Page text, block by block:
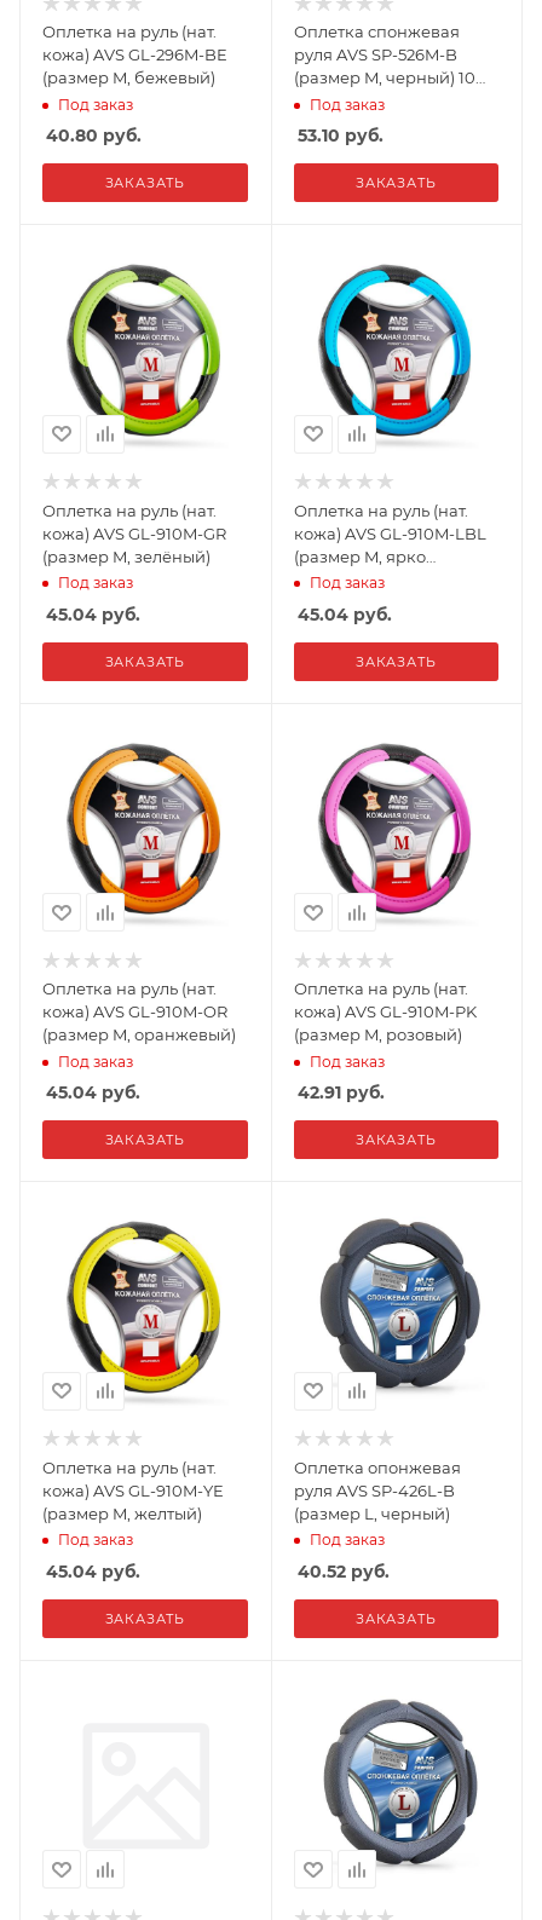
Оплетка на руль (нат.
кожа) AVS GL-296M-BE
(размер M, бежевый)
Под заказ
40.80 руб.
ЗАКАЗАТЬ
Оплетка спонжевая
руля AVS SP-526M-B
(размер M, черный) 10
подушечек,Россия
Под заказ
53.10 руб.
ЗАКАЗАТЬ
Оплетка на руль (нат.
кожа) AVS GL-910M-GR
(размер M, зелёный)
Под заказ
45.04 руб.
ЗАКАЗАТЬ
Оплетка на руль (нат.
кожа) AVS GL-910M-LBL
(размер M, ярко
голубой)
Под заказ
45.04руб.
ЗАКАЗАТЬ
Оплетка на руль (нат.
кожа) AVS GL-910M-OR
(размер M, оранжевый)
Под заказ
45.04 руб.
ЗАКАЗАТЬ
Оплетка на руль (нат.
кожа) AVS GL-910M-PK
(размер M, розовый)
Под заказ
42.91руб.
ЗАКАЗАТЬ
Оплетка на руль (нат.
кожа) AVS GL-910M-YE
(размер M, желтый)
Под заказ
45.04 руб.
ЗАКАЗАТЬ
Оплетка опонжевая
руля AVS SP-426L-B
(размер L, черный)
Под заказ
40.52руб.
ЗАКАЗАТЬ